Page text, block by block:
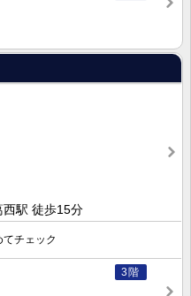
西駅 徒歩15分
チェック
3階